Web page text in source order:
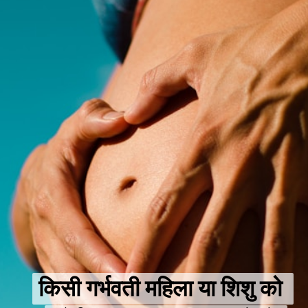
किसी गर्भवती महिला या शिशु को
किसी गर्भवती महिला या शिशु को